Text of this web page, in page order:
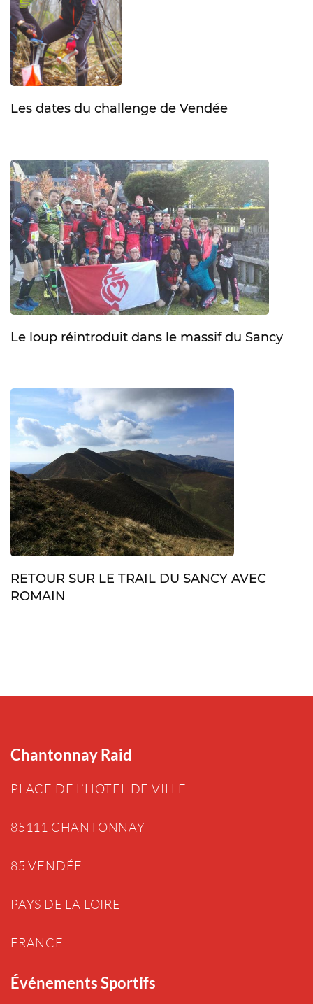
Les dates du challenge de Vendée
Le loup réintroduit dans le massif du Sancy
RETOUR SUR LE TRAIL DU SANCY AVEC
ROMAIN
Chantonnay Raid
PLACE DE L’HOTEL DE VILLE
85111 CHANTONNAY
85 VENDÉE
PAYS DE LA LOIRE
FRANCE
Événements Sportifs